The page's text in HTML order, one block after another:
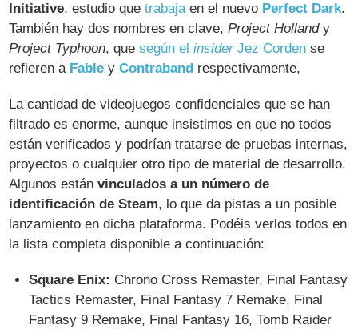
Initiative, estudio quetrabajaen el nuevo Perfect Dark.
También hay dos nombres en clave,Project Hollandy
Project Typhoon, quesegún elinsiderJez Corden se
refieren a Fable yContraband respectivamente,
La cantidad de videojuegos confidenciales que se han
filtrado es enorme, aunque insistimos en que no todos
están verificados y podrían tratarse de pruebas internas,
proyectos o cualquier otro tipo de material de desarrollo.
Algunos estánvinculados a un número de
identificación de Steam, lo que da pistas a un posible
lanzamiento en dicha plataforma. Podéis verlos todos en
la lista completa disponible a continuación:
Square Enix: Chrono Cross Remaster, Final Fantasy
Tactics Remaster, Final Fantasy 7 Remake, Final
Fantasy 9 Remake, Final Fantasy 16, Tomb Raider